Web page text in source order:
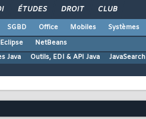
ÉTUDES DROIT CLUB
SGBD Office Mobiles
Systèmes
Eclipse
NetBeans
Java Outils, EDI & API Java JavaSearch